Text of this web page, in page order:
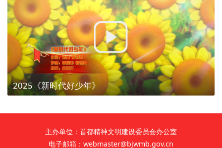
2025《新时代好少年》
主办单位：首都精神文明建设委员会办公室
电子邮箱：webmaster@bjwmb.gov.cn